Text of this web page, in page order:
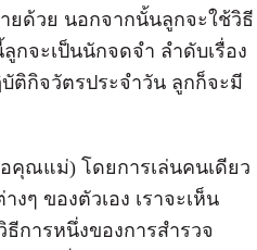
ยด้วย นอกจากนั้นลูกจะใช้วิธี
กจะเป็นนักจดจำ ลำดับเรื่อง
ติกิจวัตรประจำวัน ลูกก็จะมี
คุณแม่) โดยการเล่นคนเดียว
ๆ ของตัวเอง เราจะเห็น
การหนึ่งของการสำรวจ